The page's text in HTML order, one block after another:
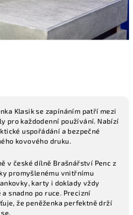
Klasik se zapínáním patří mezi
pro každodenní používání. Nabízí
uspořádání a bezpečné
kovového druku.
v české dílně Brašnářství Penc z
promyšlenému vnitřnímu
karty i doklady vždy
snadno po ruce. Precizní
že peněženka perfektně drží